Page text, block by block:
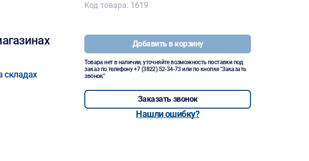
складах
Код товара: 1619
Добавить в корзину
Товара нет в наличии, уточняйте возможность поставки под
заказ по телефону+7 (3822) 52-34-73 или по кнопке "Заказать
звонок"
Заказать звонок
Нашли ошибку?